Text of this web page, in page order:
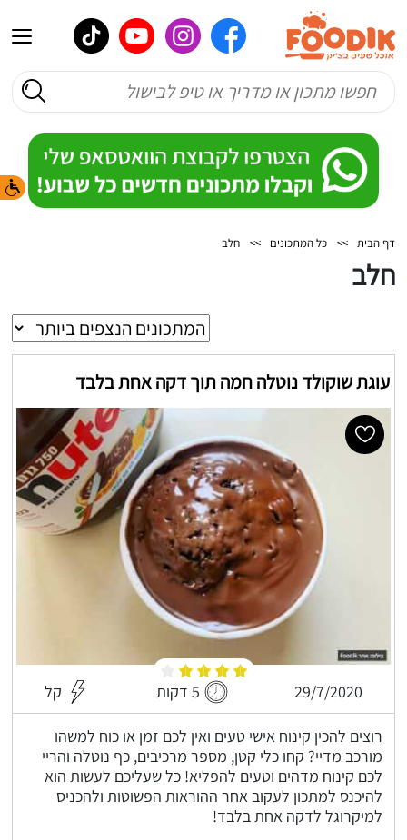
דף הבית >> כל המתכונים >> חלב
חלב
עוגת שוקולד נוטלה חמה תוך דקה אחת בלבד
29/7/2020 5 דקות קל
רוצים להכין קינוח אישי טעים ואין לכם זמן או כוח למשהו
מורכב מדיי? קחו כלי קטן, מספר מרכיבים, כף נוטלה והריי
לכם קינוח מדהים וטעים להפליא! כל שעליכם לעשות הוא
להיכנס למתכון לעקוב אחר ההוראות הפשוטות ולהכניס
למיקרוגל לדקה אחת בלבד!